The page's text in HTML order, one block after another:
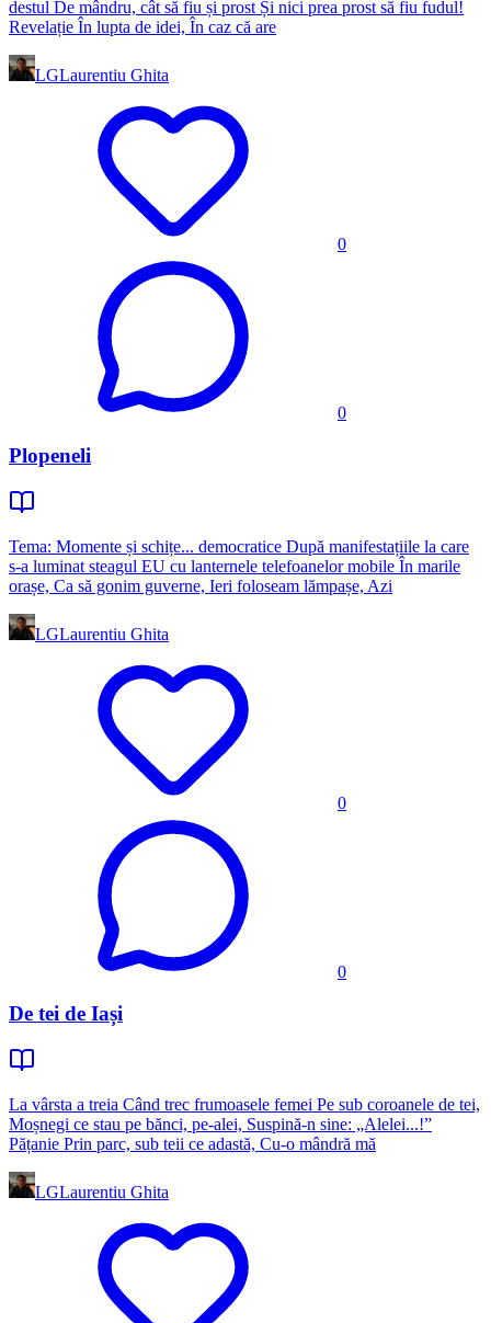
destul De mândru, cât să fiu și prost Și nici prea prost să fiu fudul!
Revelație În lupta de idei, În caz că are
LGLaurentiu Ghita
0
0
Plopeneli
Tema: Momente și schițe... democratice După manifestațiile la care
s-a luminat steagul EU cu lanternele telefoanelor mobile În marile
orașe, Ca să gonim guverne, Ieri foloseam lămpașe, Azi
LGLaurentiu Ghita
0
0
De tei de Iași
La vârsta a treia Când trec frumoasele femei Pe sub coroanele de tei,
Moșnegi ce stau pe bănci, pe-alei, Suspină-n sine: „Alelei...!”
Pățanie Prin parc, sub teii ce adastă, Cu-o mândră mă
LGLaurentiu Ghita